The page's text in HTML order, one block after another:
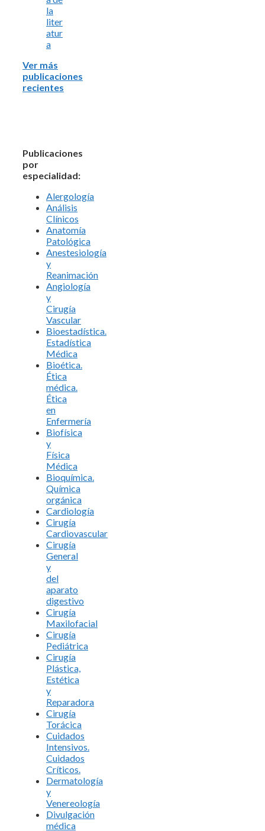
la
liter
atur
a
Ver más
publicaciones
recientes
Publicaciones
por
especialidad:
Alergología
Análisis
Clínicos
Anatomía
Patológica
Anestesiología
y
Reanimación
Angiología
y
Cirugía
Vascular
Bioestadística.
Estadística
Médica
Bioética.
Ética
médica.
Ética
en
Enfermería
Biofísica
y
Física
Médica
Bioquímica.
Química
orgánica
Cardiología
Cirugía
Cardiovascular
Cirugía
General
y
del
aparato
digestivo
Cirugía
Maxilofacial
Cirugía
Pediátrica
Cirugía
Plástica,
Estética
y
Reparadora
Cirugía
Torácica
Cuidados
Intensivos.
Cuidados
Críticos.
Dermatología
y
Venereología
Divulgación
médica